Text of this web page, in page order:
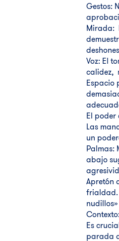
Gestos:
Mirada:
Voz: El
calidez,
Espacio
El poder
Las
un
Palmas:
abajo
Apretón
frialdad.
Es
parada